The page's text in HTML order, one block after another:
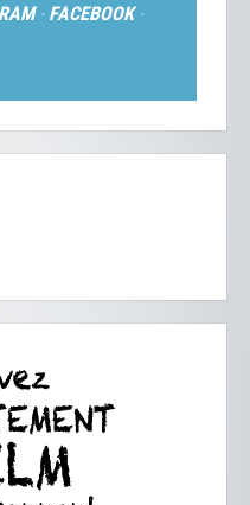
- FACEBOOK-